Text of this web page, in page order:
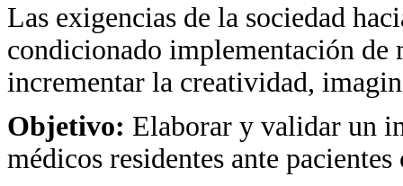
Las exigencias de la sociedad
condicionado implementación de
incrementar la creatividad,
Objetivo: Elaborar y validar un
médicos residentes ante